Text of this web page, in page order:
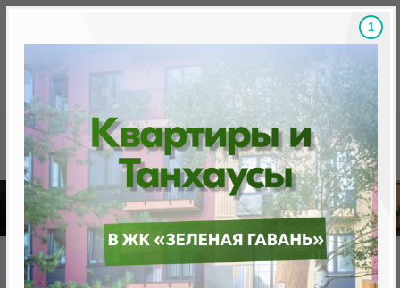
Скидки на новостройки, бонусы Готовые
Главная База новостроек Минска «Минск Мир»
29.4 «Глазго», квартал "Северная Европа"